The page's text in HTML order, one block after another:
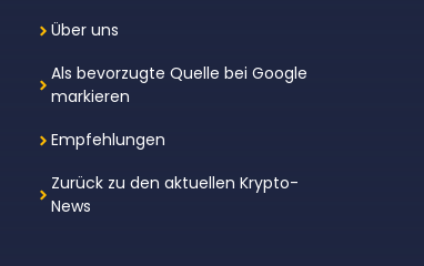
Über uns
Als bevorzugte Quelle bei Google
markieren
Empfehlungen
Zurück zu den aktuellen Krypto-
News